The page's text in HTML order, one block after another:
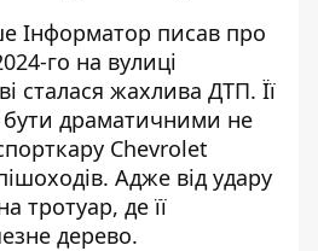
Інформатор писав про
го на вулиці
сталася жахлива ДТП. Її
бути драматичними не
Chevrolet
Адже від удару
тротуар, де її
дерево.